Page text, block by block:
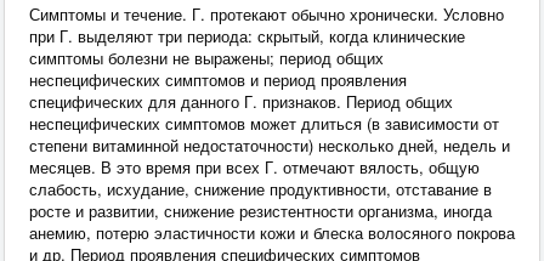
Симптомы и течение. Г. протекают обычно хронически. Условно
при Г. выделяют три периода: скрытый, когда клинические
симптомы болезни не выражены; период общих
неспецифических симптомов и период проявления
специфических для данного Г. признаков. Период общих
неспецифических симптомов может длиться (в зависимости от
степени витаминной недостаточности) несколько дней, недель и
месяцев. В это время при всех Г. отмечают вялость, общую
слабость, исхудание, снижение продуктивности, отставание в
росте и развитии, снижение резистентности организма, иногда
анемию, потерю эластичности кожи и блеска волосяного покрова
и др. Период проявления специфических симптомов